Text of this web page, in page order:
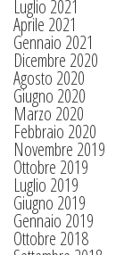
Luglio 2021
Aprile 2021
Gennaio 2021
Dicembre 2020
Agosto 2020
Giugno 2020
Marzo 2020
Febbraio 2020
Novembre 2019
Ottobre 2019
Luglio 2019
Giugno 2019
Gennaio 2019
Ottobre 2018